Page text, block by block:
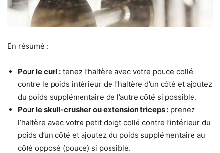
En résumé :
Pour le curl : tenez l’haltère avec votre pouce collé
contre le poids intérieur de l’haltère d’un côté et ajoutez
du poids supplémentaire de l’autre côté si possible.
Pour le skull-crusher ou extension triceps : prenez
l’haltère avec votre petit doigt collé contre l’intérieur du
poids d’un côté et ajoutez du poids supplémentaire au
côté opposé (pouce) si possible.